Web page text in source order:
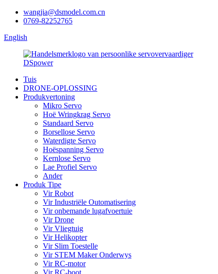
wangjia@dsmodel.com.cn
0769-82252765
English
Tuis
DRONE-OPLOSSING
Produkvertoning
Mikro Servo
Hoë Wringkrag Servo
Standaard Servo
Borsellose Servo
Waterdigte Servo
Hoëspanning Servo
Kernlose Servo
Lae Profiel Servo
Ander
Produk Tipe
Vir Robot
Vir Industriële Outomatisering
Vir onbemande lugafvoertuie
Vir Drone
Vir Vliegtuig
Vir Helikopter
Vir Slim Toestelle
Vir STEM Maker Onderwys
Vir RC-motor
Vir RC-boot